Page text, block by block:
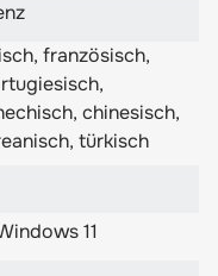
französisch,
chinesisch,
türkisch
11